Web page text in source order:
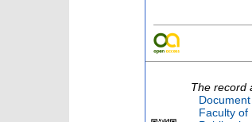
The record
Faculty of